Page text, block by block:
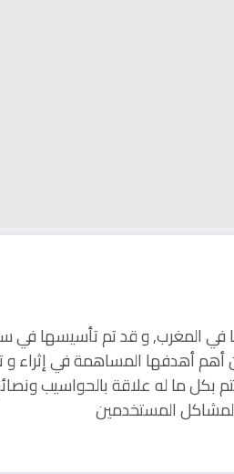
أهدفها المساهمة في إثراء و
بكل ما له علاقة بالحواسيب
لمشاكل المستخدمين